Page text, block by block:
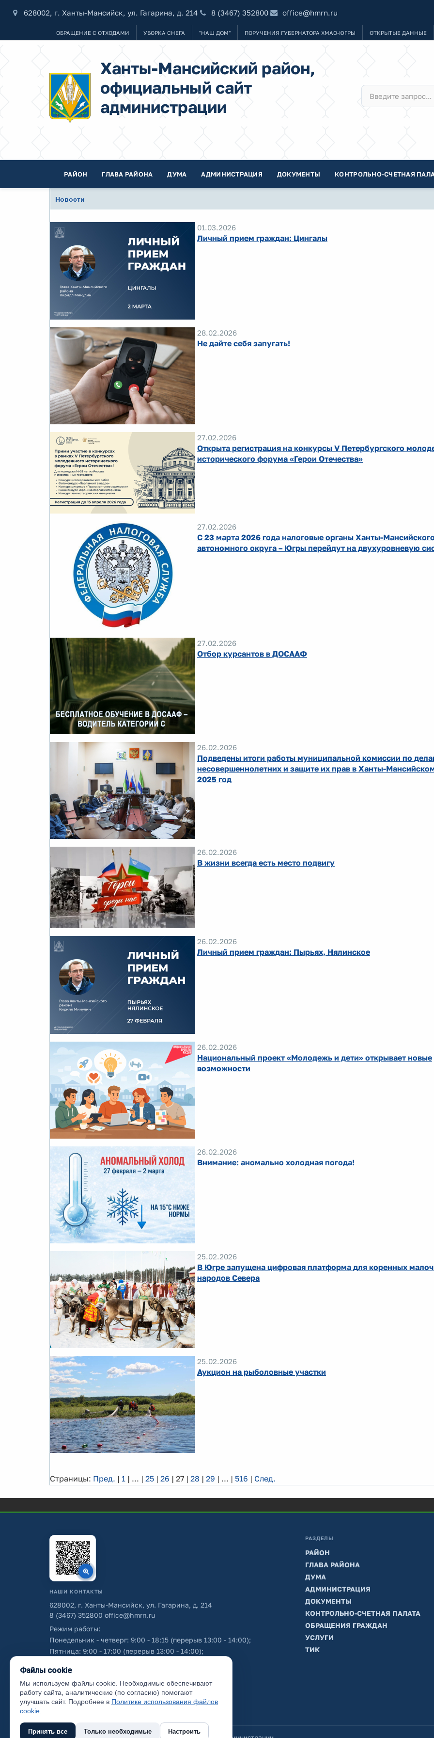
628002, г. Ханты-Мансийск, ул. Гагарина, д. 214 8 (3467) 352800 office@hmrn.ru
ОБРАЩЕНИЕ С ОТХОДАМИ УБОРКА СНЕГА "НАШ ДОМ" ПОРУЧЕНИЯ ГУБЕРНАТОРА ХМАО-ЮГРЫ ОТКРЫТЫЕ ДАННЫЕ
Ханты-Мансийский район,
официальный сайт
администрации
РАЙОН ГЛАВА РАЙОНА ДУМА АДМИНИСТРАЦИЯ ДОКУМЕНТЫ КОНТРОЛЬНО-СЧЕТНАЯ
Новости
01.03.2026
Личный прием граждан: Цингалы
28.02.2026
Не дайте себя запугать!
27.02.2026
Открыта регистрация на конкурсы V Петербургского
исторического форума «Герои Отечества»
27.02.2026
С 23 марта 2026 года налоговые органы Ханты-Мансийского
автономного округа – Югры перейдут на двухуровневую
27.02.2026
Отбор курсантов в ДОСААФ
26.02.2026
Подведены итоги работы муниципальной комиссии по
несовершеннолетних и защите их прав в Ханты-
2025 год
26.02.2026
В жизни всегда есть место подвигу
26.02.2026
Личный прием граждан: Пырьях, Нялинское
26.02.2026
Национальный проект «Молодежь и дети» открывает новые
возможности
26.02.2026
Внимание: аномально холодная погода!
25.02.2026
В Югре запущена цифровая платформа для коренных
народов Севера
25.02.2026
Аукцион на рыболовные участки
Страницы: Пред. | 1 | ... | 25 | 26 | 27 | 28 | 29 | ... | 516 | След.
НАШИ КОНТАКТЫ
628002, г. Ханты-Мансийск, ул. Гагарина, д. 214
8 (3467) 352800 office@hmrn.ru
Режим работы:
Понедельник - четверг: 9:00 - 18:15 (перерыв 13:00 - 14:00);
Пятница: 9:00 - 17:00 (перерыв 13:00 - 14:00);
Об использовании персональных данных
РАЗДЕЛЫ
РАЙОН
ГЛАВА РАЙОНА
ДУМА
АДМИНИСТРАЦИЯ
ДОКУМЕНТЫ
КОНТРОЛЬНО-СЧЕТНАЯ ПАЛАТА
ОБРАЩЕНИЯ ГРАЖДАН
УСЛУГИ
ТИК
Файлы cookie
Мы используем файлы cookie. Необходимые обеспечивают
работу сайта, аналитические (по согласию) помогают
улучшать сайт. Подробнее в Политике использования файлов
cookie
Принять все Только необходимые Настроить